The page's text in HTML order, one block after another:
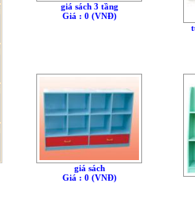
giá sách 3 tầng
Giá : 0 (VNÐ)
giá sách
Giá : 0 (VNÐ)